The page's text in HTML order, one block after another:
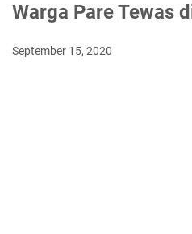
Warga Pare Tewas
September 15, 2020